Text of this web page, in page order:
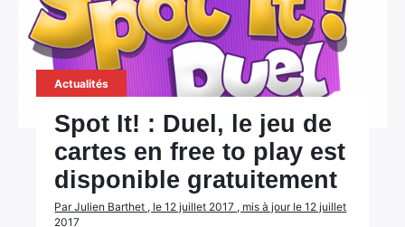
Actualités
Spot It! : Duel, le jeu de
cartes en free to play est
disponible gratuitement
Par Julien Barthet , le 12 juillet 2017 , mis à jour le 12 juillet
2017